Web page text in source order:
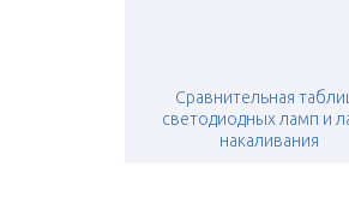
Сравнительная
светодиодных ламп и
накаливания